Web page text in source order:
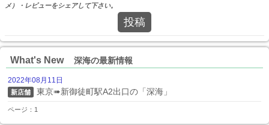
メ）・レビューをシェアして下さい。
投稿
What's New 深海の最新情報
2022年08月11日
新店舗 東京➠新御徒町駅A2出口の「深海」
ページ：1